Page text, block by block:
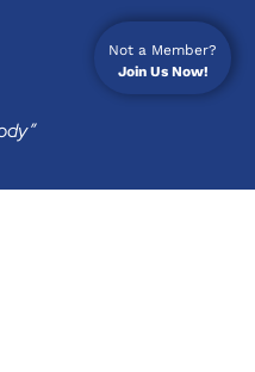
Not a Member?
Join Us Now!